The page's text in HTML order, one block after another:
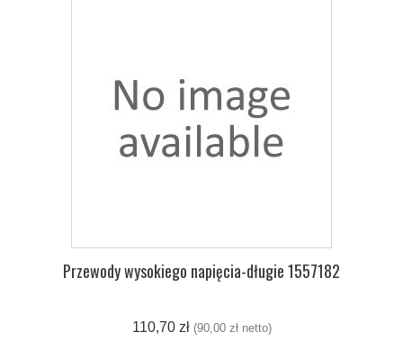
Przewody wysokiego napięcia-długie 1557182
110,70 zł(90,00 zł netto)